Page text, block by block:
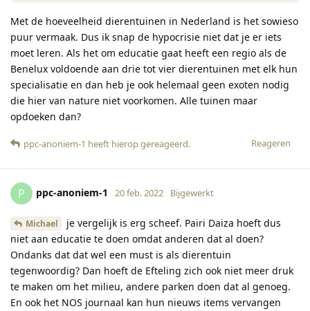
Met de hoeveelheid dierentuinen in Nederland is het sowieso
puur vermaak. Dus ik snap de hypocrisie niet dat je er iets
moet leren. Als het om educatie gaat heeft een regio als de
Benelux voldoende aan drie tot vier dierentuinen met elk hun
specialisatie en dan heb je ook helemaal geen exoten nodig
die hier van nature niet voorkomen. Alle tuinen maar
opdoeken dan?
Reageren
ppc-anoniem-1 heeft hierop gereageerd.
P ppc-anoniem-1 20 feb. 2022 Bijgewerkt
Michael
je vergelijk is erg scheef. Pairi Daiza hoeft dus
niet aan educatie te doen omdat anderen dat al doen?
Ondanks dat dat wel een must is als dierentuin
tegenwoordig? Dan hoeft de Efteling zich ook niet meer druk
te maken om het milieu, andere parken doen dat al genoeg.
En ook het NOS journaal kan hun nieuws items vervangen